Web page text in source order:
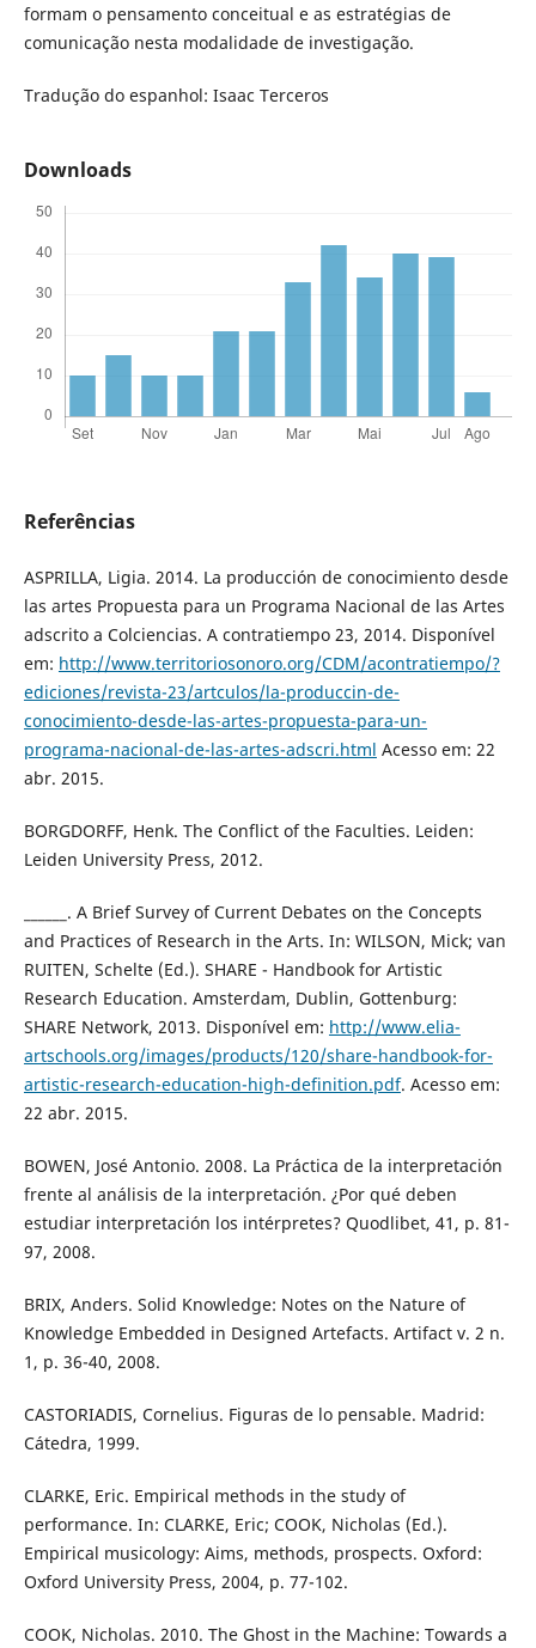
formam o pensamento conceitual e as estratégias de
comunicação nesta modalidade de investigação.
Tradução do espanhol: Isaac Terceros
Downloads
Referências
ASPRILLA, Ligia. 2014. La producción de conocimiento desde
las artes Propuesta para un Programa Nacional de las Artes
adscrito a Colciencias. A contratiempo 23, 2014. Disponível
em: http://www.territoriosonoro.org/CDM/acontratiempo/?
ediciones/revista-23/artculos/la-produccin-de-
conocimiento-desde-las-artes-propuesta-para-un-
programa-nacional-de-las-artes-adscri.html Acesso em: 22
abr. 2015.
BORGDORFF, Henk. The Conflict of the Faculties. Leiden:
Leiden University Press, 2012.
______. A Brief Survey of Current Debates on the Concepts
and Practices of Research in the Arts. In: WILSON, Mick; van
RUITEN, Schelte (Ed.). SHARE - Handbook for Artistic
Research Education. Amsterdam, Dublin, Gottenburg:
SHARE Network, 2013. Disponível em: http://www.elia-
artschools.org/images/products/120/share-handbook-for-
artistic-research-education-high-definition.pdf. Acesso em:
22 abr. 2015.
BOWEN, José Antonio. 2008. La Práctica de la interpretación
frente al análisis de la interpretación. ¿Por qué deben
estudiar interpretación los intérpretes? Quodlibet, 41, p. 81-
97, 2008.
BRIX, Anders. Solid Knowledge: Notes on the Nature of
Knowledge Embedded in Designed Artefacts. Artifact v. 2 n.
1, p. 36-40, 2008.
CASTORIADIS, Cornelius. Figuras de lo pensable. Madrid:
Cátedra, 1999.
CLARKE, Eric. Empirical methods in the study of
performance. In: CLARKE, Eric; COOK, Nicholas (Ed.).
Empirical musicology: Aims, methods, prospects. Oxford:
Oxford University Press, 2004, p. 77-102.
COOK, Nicholas. 2010. The Ghost in the Machine: Towards a